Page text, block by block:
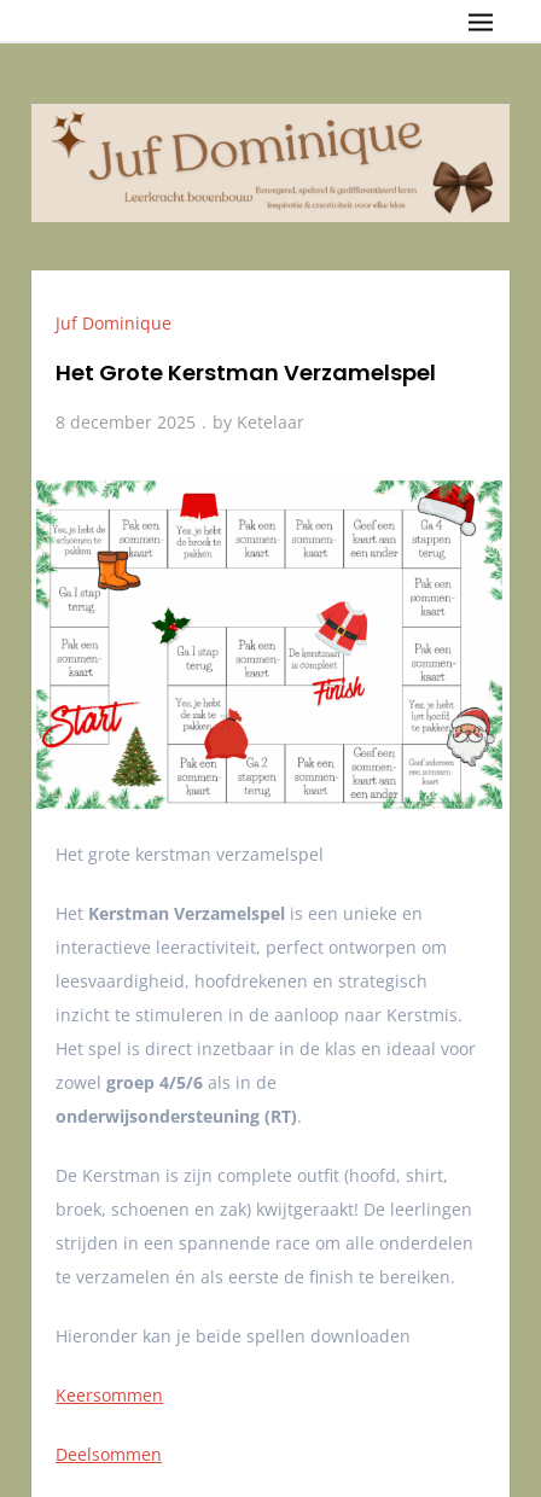
to
{Bewegend, spelend & gedifferentieerd leren — Inspiratie &
Juf Dominique
Het Grote Kerstman Verzamelspel
8 december 2025 by Ketelaar
Het grote kerstman verzamelspel
Het Kerstman Verzamelspel is een unieke en
interactieve leeractiviteit, perfect ontworpen om
leesvaardigheid, hoofdrekenen en strategisch
inzicht te stimuleren in de aanloop naar Kerstmis.
Het spel is direct inzetbaar in de klas en ideaal voor
zowelgroep 4/5/6 als in de
onderwijsondersteuning (RT).
De Kerstman is zijn complete outfit (hoofd, shirt,
broek, schoenen en zak) kwijtgeraakt! De leerlingen
strijden in een spannende race om alle onderdelen
te verzamelen én als eerste de finish te bereiken.
Hieronder kan je beide spellen downloaden
Keersommen
Deelsommen